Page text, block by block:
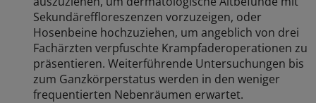
Sekundäreffloreszenzen vorzuzeigen, oder
Hosenbeine hochzuziehen, um angeblich von drei
Fachärzten verpfuschte Krampfaderoperationen zu
präsentieren. Weiterführende Untersuchungen bis
zum Ganzkörperstatus werden in den weniger
frequentierten Nebenräumen erwartet.